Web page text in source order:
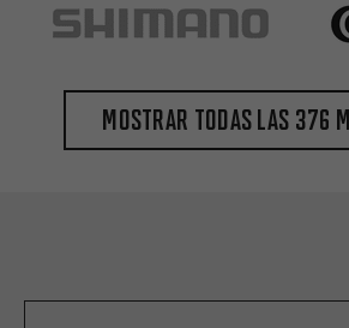
Mostrar todas las 376